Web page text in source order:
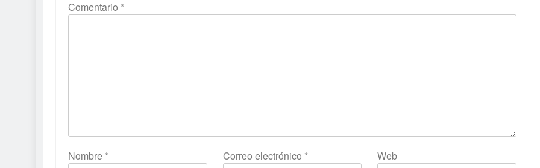
Comentario *
Nombre * Correo electrónico * Web